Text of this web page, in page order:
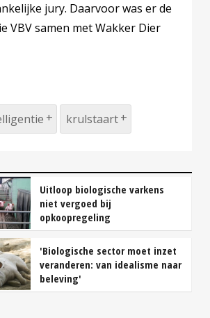
jury. Daarvoor was er de
VBV samen met Wakker Dier
krulstaart
Uitloop biologische varkens
niet vergoed bij
opkoopregeling
'Biologische sector moet inzet
veranderen: van idealisme naar
beleving'